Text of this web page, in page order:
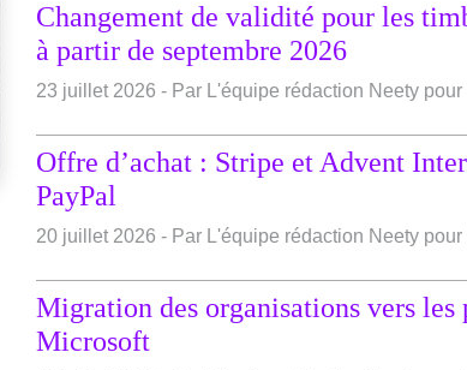
Changement de validité pour les
à partir de septembre 2026
23 juillet 2026 - Par L'équipe rédaction Neety pour
Offre d’achat : Stripe et Advent
PayPal
20 juillet 2026 - Par L'équipe rédaction Neety pour
Migration des organisations vers les
Microsoft